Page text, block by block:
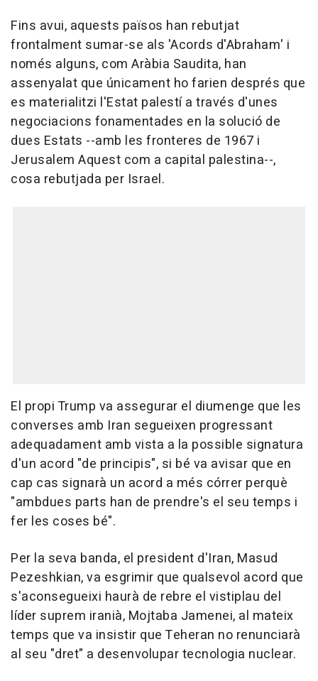
Fins avui, aquests països han rebutjat
frontalment sumar-se als 'Acords d'Abraham' i
només alguns, com Aràbia Saudita, han
assenyalat que únicament ho farien després que
es materialitzi l'Estat palestí a través d'unes
negociacions fonamentades en la solució de
dues Estats --amb les fronteres de 1967 i
Jerusalem Aquest com a capital palestina--,
cosa rebutjada per Israel.
El propi Trump va assegurar el diumenge que les
converses amb Iran segueixen progressant
adequadament amb vista a la possible signatura
d'un acord "de principis", si bé va avisar que en
cap cas signarà un acord a més córrer perquè
"ambdues parts han de prendre's el seu temps i
fer les coses bé".
Per la seva banda, el president d'Iran, Masud
Pezeshkian, va esgrimir que qualsevol acord que
s'aconsegueixi haurà de rebre el vistiplau del
líder suprem iranià, Mojtaba Jamenei, al mateix
temps que va insistir que Teheran no renunciarà
al seu "dret" a desenvolupar tecnologia nuclear.